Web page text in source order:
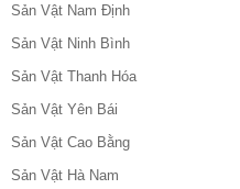
Sản Vật Nam Định
Sản Vật Ninh Bình
Sản Vật Thanh Hóa
Sản Vật Yên Bái
Sản Vật Cao Bằng
Sản Vật Hà Nam